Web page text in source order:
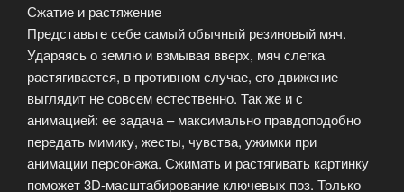
Сжатие и растяжение
Представьте себе самый обычный резиновый мяч.
Ударяясь о землю и взмывая вверх, мяч слегка
растягивается, в противном случае, его движение
выглядит не совсем естественно. Так же и с
анимацией: ее задача – максимально правдоподобно
передать мимику, жесты, чувства, ужимки при
анимации персонажа. Сжимать и растягивать картинку
поможет 3D-масштабирование ключевых поз. Только